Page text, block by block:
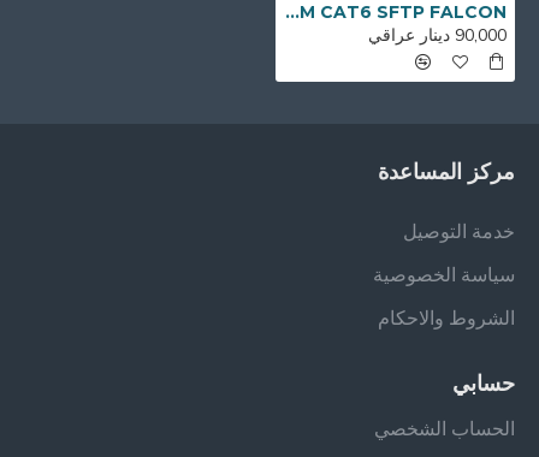
CABLE 305M CAT6 SFTP FALCON كيبل ايثرنت
90,000 دينار عراقي
مركز المساعدة
خدمة التوصيل
سياسة الخصوصية
الشروط والاحكام
حسابي
الحساب الشخصي